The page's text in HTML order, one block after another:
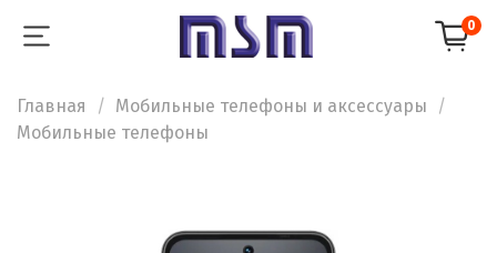
0
Главная
Мобильные телефоны и аксессуары
Мобильные телефоны